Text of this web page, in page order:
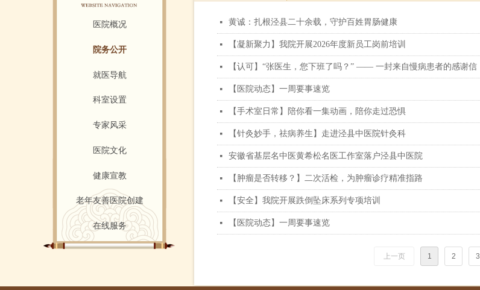
넷 黄诚：扎根泾县二十余载，守护百姓胃肠健康
넷 【凝新聚力】我院开展2026年度新员工岗前培训
넷 【认可】“张医生，您下班了吗？” —— 一封来自慢病患者的感谢信
넷 【医院动态】一周要事速览
넷 【手术室日常】陪你看一集动画，陪你走过恐惧
넷 【针灸妙手，祛病养生】走进泾县中医院针灸科
넷 安徽省基层名中医黄希松名医工作室落户泾县中医院
넷 【肿瘤是否转移？】二次活检，为肿瘤诊疗精准指路
넷 【安全】我院开展跌倒坠床系列专项培训
넷 【医院动态】一周要事速览
上一页 1 2 3
医院概况
院务公开
就医导航
科室设置
专家风采
医院文化
健康宣教
老年友善医院创建
在线服务